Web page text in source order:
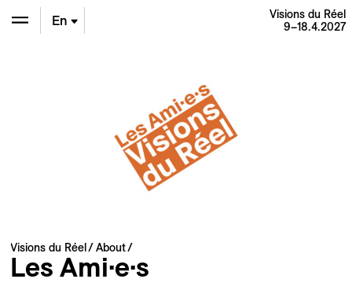
En
Visions du Réel
9–18.4.2027
Visions du Réel About
Les Ami·e·s